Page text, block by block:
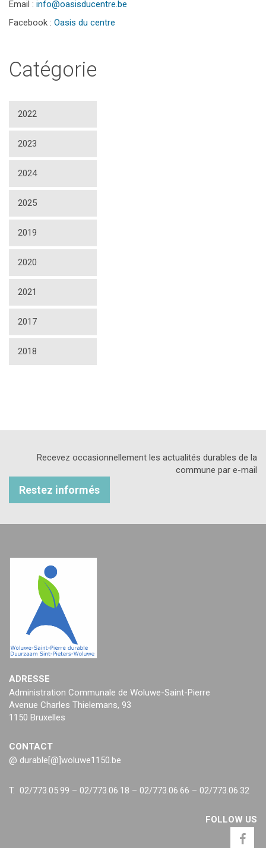
Email : info@oasisducentre.be
Facebook : Oasis du centre
Catégorie
2022
2023
2024
2025
2019
2020
2021
2017
2018
Recevez occasionnellement les actualités durables de la
commune par e-mail
Restez informés
ADRESSE
Administration Communale de Woluwe-Saint-Pierre
Avenue Charles Thielemans, 93
1150 Bruxelles
CONTACT
@ durable[@]woluwe1150.be
T. 02/773.05.99 – 02/773.06.18 – 02/773.06.66 – 02/773.06.32
FOLLOW US